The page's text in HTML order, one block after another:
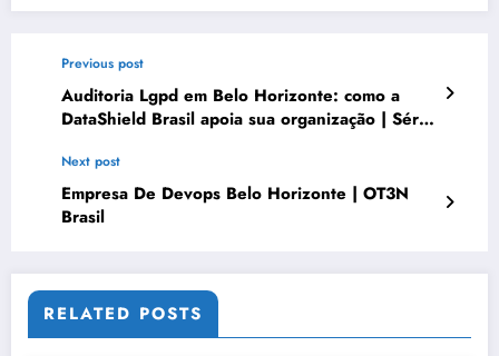
Previous post
Auditoria Lgpd em Belo Horizonte: como a
DataShield Brasil apoia sua organização | Série
Next post
Empresa De Devops Belo Horizonte | OT3N
Brasil
RELATED POSTS